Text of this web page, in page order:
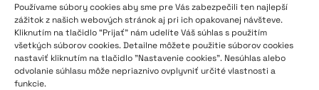
Používame súbory cookies aby sme pre Vás zabezpečili ten najlepší
zážitok z našich webových stránok aj pri ich opakovanej návšteve.
Kliknutím na tlačidlo “Prijať” nám udelíte Váš súhlas s použitím
všetkých súborov cookies. Detailne môžete použitie súborov cookies
nastaviť kliknutím na tlačidlo "Nastavenie cookies". Nesúhlas alebo
odvolanie súhlasu môže nepriaznivo ovplyvniť určité vlastnosti a
funkcie.
Sabína66
Odpoveď na svoju otázku
nájdeš v otázke samotnej.
Sabína66
Okrem toho dupoceš a